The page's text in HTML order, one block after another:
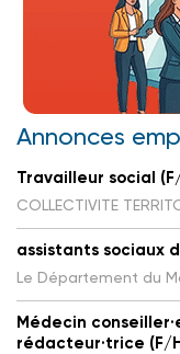
Annonces
Travailleur social
COLLECTIVITE
assistants sociaux
Le Département du
Médecin
rédacteur·trice (F/